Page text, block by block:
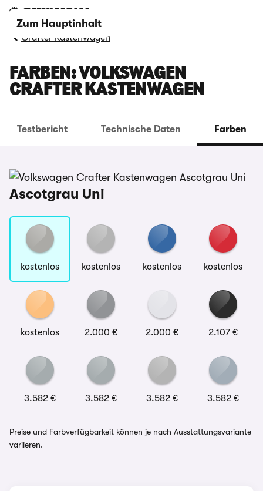
Zum Hauptinhalt
Crafter Kastenwagen
FARBEN: VOLKSWAGEN
CRAFTER KASTENWAGEN
Testbericht Technische Daten Farben
Ascotgrau Uni
kostenlos kostenlos kostenlos kostenlos
kostenlos 2.000 € 2.000 € 2.107 €
3.582 € 3.582 € 3.582 € 3.582 €
Preise und Farbverfügbarkeit können je nach Ausstattungsvariante
variieren.